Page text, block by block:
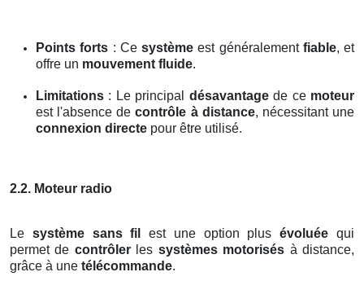
Points forts : Ce système est généralement fiable, et
offre un mouvement fluide.
Limitations : Le principal désavantagede ce moteur
est l'absence decontrôle à distance, nécessitant une
connexion directe pour être utilisé.
2.2. Moteur radio
Le système sans fil est une option plusévoluée qui
permet de contrôlerles systèmes motorisés à distance,
grâce à une télécommande.